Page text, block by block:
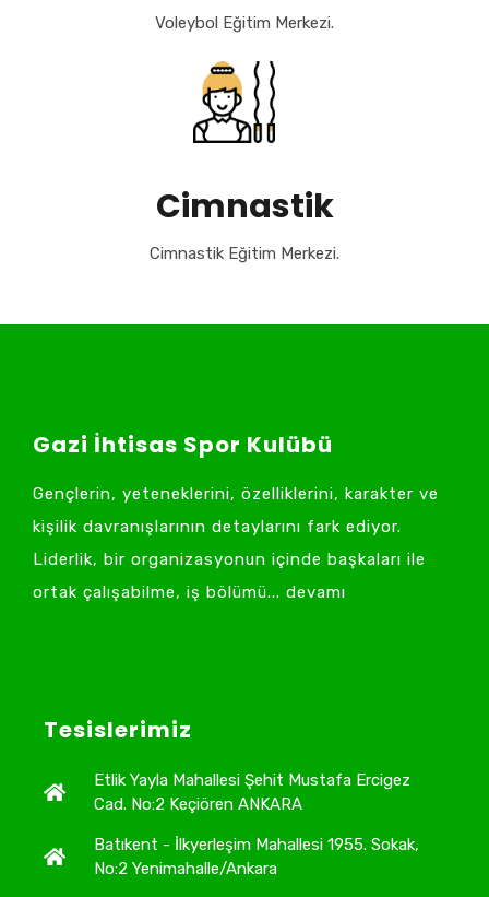
Voleybol Eğitim Merkezi.
Cimnastik
Cimnastik Eğitim Merkezi.
Gazi İhtisas Spor Kulübü
Gençlerin, yeteneklerini, özelliklerini, karakter ve
kişilik davranışlarının detaylarını fark ediyor.
Liderlik, bir organizasyonun içinde başkaları ile
ortak çalışabilme, iş bölümü... devamı
Tesislerimiz
Etlik Yayla Mahallesi Şehit Mustafa Ercigez
Cad. No:2 Keçiören ANKARA
Batıkent - İlkyerleşim Mahallesi 1955. Sokak,
No:2 Yenimahalle/Ankara